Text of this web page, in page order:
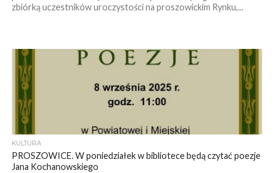
zbiórką uczestników uroczystości na proszowickim Rynku,...
KULTURA
PROSZOWICE. W poniedziałek w bibliotece będą czytać poezje
Jana Kochanowskiego